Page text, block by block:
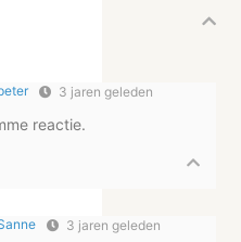
3 jaren geleden
reactie.
3 jaren geleden